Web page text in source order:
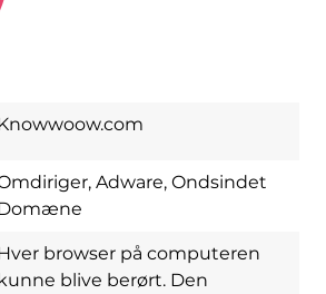
Adware, Ondsindet
browser på computeren
blive berørt. Den